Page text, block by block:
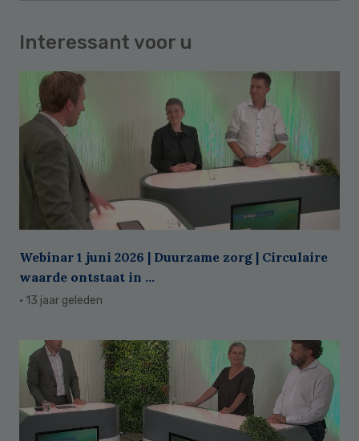
Interessant voor u
Webinar 1 juni 2026 | Duurzame zorg | Circulaire
waarde ontstaat in ...
· 13 jaar geleden